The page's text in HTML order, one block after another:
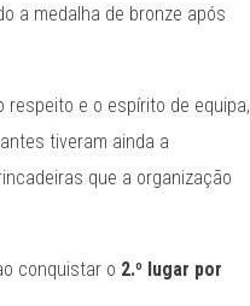
a medalha de bronze após
respeito e o espírito de equipa,
tiveram ainda a
que a organização
conquistar o 2.º lugar por